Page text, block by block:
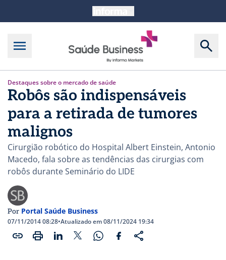
Destaques sobre o mercado de saúde
Robôs são indispensáveis
para a retirada de tumores
malignos
Cirurgião robótico do Hospital Albert Einstein, Antonio
Macedo, fala sobre as tendências das cirurgias com
robôs durante Seminário do LIDE
Por Portal Saúde Business
07/11/2014 08:28•Atualizado em 08/11/2024 19:34